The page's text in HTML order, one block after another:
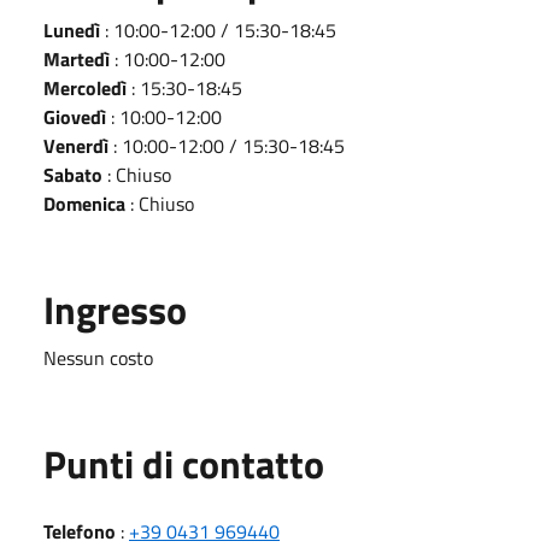
Lunedì : 10:00-12:00 / 15:30-18:45
Martedì : 10:00-12:00
Mercoledì : 15:30-18:45
Giovedì : 10:00-12:00
Venerdì : 10:00-12:00 / 15:30-18:45
Sabato : Chiuso
Domenica : Chiuso
Ingresso
Nessun costo
Punti di contatto
Telefono : +39 0431 969440